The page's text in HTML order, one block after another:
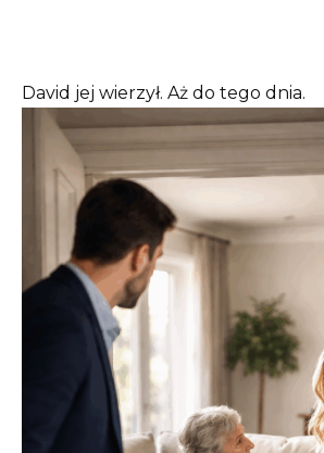
David jej wierzył. Aż do tego dnia.